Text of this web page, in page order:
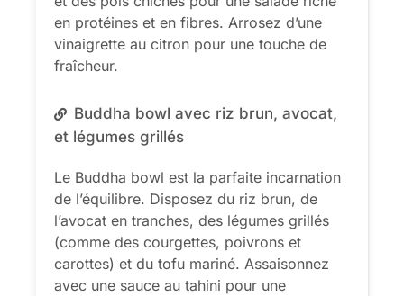
en protéines et en fibres. Arrosez d’une
vinaigrette au citron pour une touche de
fraîcheur.
Buddha bowl avec riz brun, avocat,
et légumes grillés
Le Buddha bowl est la parfaite incarnation
de l’équilibre. Disposez du riz brun, de
l’avocat en tranches, des légumes grillés
(comme des courgettes, poivrons et
carottes) et du tofu mariné. Assaisonnez
avec une sauce au tahini pour une